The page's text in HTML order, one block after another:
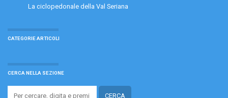
La ciclopedonale della Val Seriana
CATEGORIE ARTICOLI
CERCA NELLA SEZIONE